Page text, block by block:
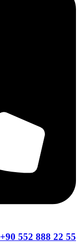
+90 552 888 22 55